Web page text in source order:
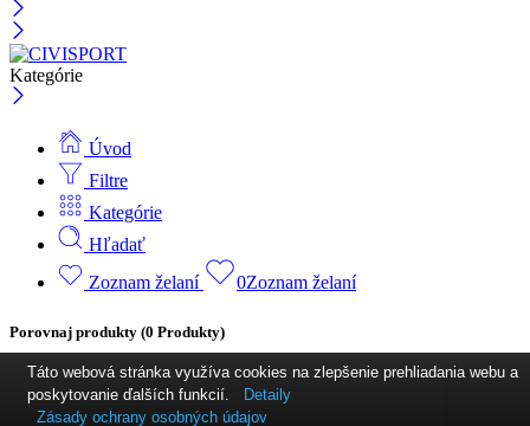
Kategórie
Úvod
Filtre
Kategórie
Hľadať
Zoznam želaní
0Zoznam želaní
Porovnaj produkty (0 Produkty)
Táto webová stránka využíva cookies na zlepšenie prehliadania webu a
poskytovanie ďalších funkcií.
Detaily
Zásady ochrany osobných údajov